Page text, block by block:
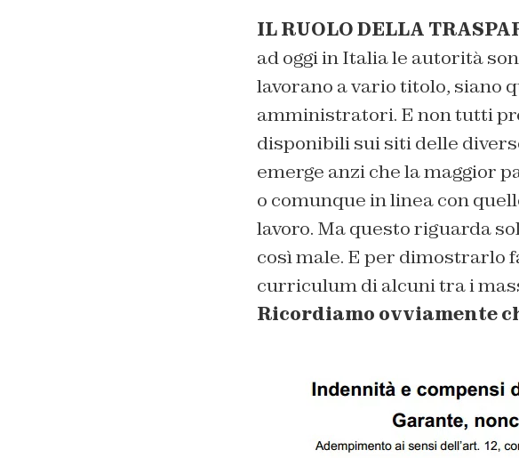
IL RUOLO DELLA
ad oggi in Italia le autorità
lavorano a vario titolo, siano
amministratori. E non tutti
disponibili sui siti delle
emerge anzi che la maggior
o comunque in linea con
lavoro. Ma questo riguarda
così male. E per dimostrarlo
curriculum di alcuni tra i
Ricordiamo ovviamente